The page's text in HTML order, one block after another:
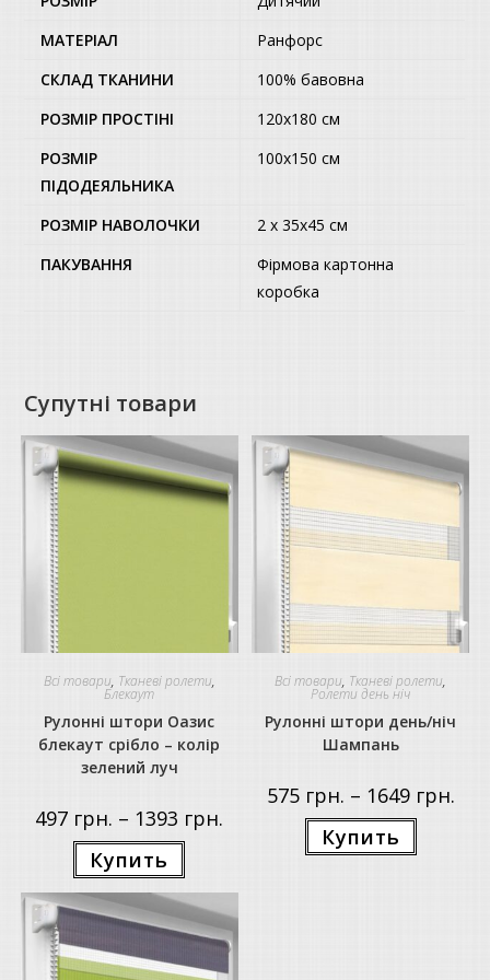
МАТЕРІАЛ
Ранфорс
СКЛАД ТКАНИНИ
100% бавовна
РОЗМІР ПРОСТІНІ
120х180 см
РОЗМІР
ПІДОДЕЯЛЬНИКА
100х150 см
РОЗМІР НАВОЛОЧКИ
2 x 35х45 см
ПАКУВАННЯ
Фірмова картонна
коробка
Супутні товари
Всі товари, Тканеві ролети,
Блекаут
Рулонні штори Оазис
блекаут срібло – колір
зелений луч
497 грн. – 1393 грн.
Купить Цей
має
кілька
варіантів.
Параметри
можна
вибрати
на
Всі товари, Тканеві ролети,
Ролети день ніч
Рулонні штори день/ніч
Шампань
575 грн. – 1649 грн.
Купить Цей
має